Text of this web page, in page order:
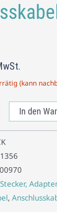
(kann
In den
,